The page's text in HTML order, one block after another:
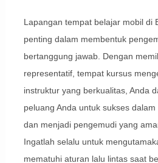
Lapangan tempat belajar mobil di
penting dalam membentuk
bertanggung jawab. Dengan
representatif, tempat kursus
instruktur yang berkualitas, Anda
peluang Anda untuk sukses
dan menjadi pengemudi yang
Ingatlah selalu untuk
mematuhi aturan lalu lintas saat